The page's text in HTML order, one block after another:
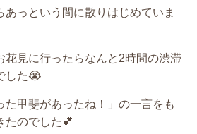
あっという間に散りはじめていま
花見に行ったらなんと 2時間の渋滞
した😭
た甲斐があったね！」の一言をも
たのでした 💕